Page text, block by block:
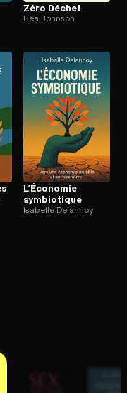
Zéro Déchet
Béa Johnson
L’Économie
symbiotique
Isabelle Delannoy